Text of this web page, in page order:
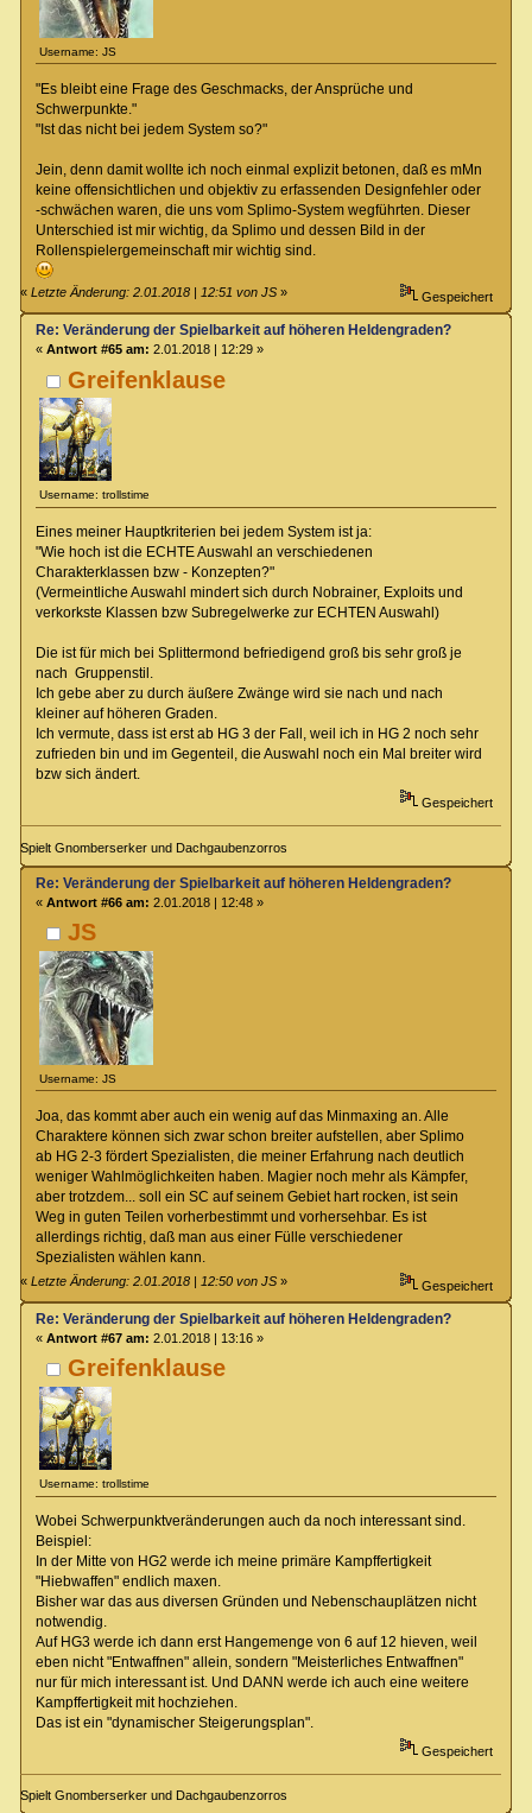
Username: JS
"Es bleibt eine Frage des Geschmacks, der Ansprüche und
Schwerpunkte."
"Ist das nicht bei jedem System so?"
Jein, denn damit wollte ich noch einmal explizit betonen, daß es mMn
keine offensichtlichen und objektiv zu erfassenden Designfehler oder
-schwächen waren, die uns vom Splimo-System wegführten. Dieser
Unterschied ist mir wichtig, da Splimo und dessen Bild in der
Rollenspielergemeinschaft mir wichtig sind.
«Letzte Änderung: 2.01.2018 | 12:51 von JS » Gespeichert
Greifenklause
Username: trollstime
Re: Veränderung der Spielbarkeit auf höheren Heldengraden?
« Antwort #65 am: 2.01.2018 | 12:29 »
Eines meiner Hauptkriterien bei jedem System ist ja:
"Wie hoch ist die ECHTE Auswahl an verschiedenen
Charakterklassen bzw - Konzepten?"
(Vermeintliche Auswahl mindert sich durch Nobrainer, Exploits und
verkorkste Klassen bzw Subregelwerke zur ECHTEN Auswahl)
Die ist für mich bei Splittermond befriedigend groß bis sehr groß je
nach Gruppenstil.
Ich gebe aber zu durch äußere Zwänge wird sie nach und nach
kleiner auf höheren Graden.
Ich vermute, dass ist erst ab HG 3 der Fall, weil ich in HG 2 noch sehr
zufrieden bin und im Gegenteil, die Auswahl noch ein Mal breiter wird
bzw sich ändert.
Gespeichert
Spielt Gnomberserker und Dachgaubenzorros
JS
Username: JS
Re: Veränderung der Spielbarkeit auf höheren Heldengraden?
« Antwort #66 am: 2.01.2018 | 12:48 »
Joa, das kommt aber auch ein wenig auf das Minmaxing an. Alle
Charaktere können sich zwar schon breiter aufstellen, aber Splimo
ab HG 2-3 fördert Spezialisten, die meiner Erfahrung nach deutlich
weniger Wahlmöglichkeiten haben. Magier noch mehr als Kämpfer,
aber trotzdem... soll ein SC auf seinem Gebiet hart rocken, ist sein
Weg in guten Teilen vorherbestimmt und vorhersehbar. Es ist
allerdings richtig, daß man aus einer Fülle verschiedener
Spezialisten wählen kann.
«Letzte Änderung: 2.01.2018 | 12:50 von JS » Gespeichert
Greifenklause
Username: trollstime
Re: Veränderung der Spielbarkeit auf höheren Heldengraden?
« Antwort #67 am: 2.01.2018 | 13:16 »
Wobei Schwerpunktveränderungen auch da noch interessant sind.
Beispiel:
In der Mitte von HG2 werde ich meine primäre Kampffertigkeit
"Hiebwaffen" endlich maxen.
Bisher war das aus diversen Gründen und Nebenschauplätzen nicht
notwendig.
Auf HG3 werde ich dann erst Hangemenge von 6 auf 12 hieven, weil
eben nicht "Entwaffnen" allein, sondern "Meisterliches Entwaffnen"
nur für mich interessant ist. Und DANN werde ich auch eine weitere
Kampffertigkeit mit hochziehen.
Das ist ein "dynamischer Steigerungsplan".
Gespeichert
Spielt Gnomberserker und Dachgaubenzorros